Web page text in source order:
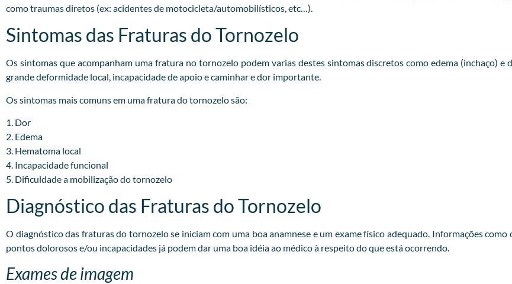
como traumas diretos (ex: acidentes de motocicleta/automobilísticos, etc…).
Sintomas das Fraturas do Tornozelo
Os sintomas que acompanham uma fratura no tornozelo podem varias destes sintomas discretos como edema (inchaço) e
grande deformidade local, incapacidade de apoio e caminhar e dor importante.
Os sintomas mais comuns em uma fratura do tornozelo são:
1. Dor
2. Edema
3. Hematoma local
4. Incapacidade funcional
5. Dificuldade a mobilização do tornozelo
Diagnóstico das Fraturas do Tornozelo
O diagnóstico das fraturas do tornozelo se iniciam com uma boa anamnese e um exame físico adequado. Informações como
pontos dolorosos e/ou incapacidades já podem dar uma boa idéia ao médico à respeito do que está ocorrendo.
Exames de imagem